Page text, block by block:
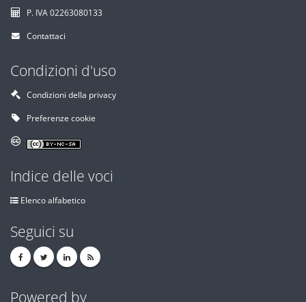
P. IVA 02263080133
Contattaci
Condizioni d'uso
Condizioni della privacy
Preferenze cookie
Indice delle voci
Elenco alfabetico
Seguici su
Powered by